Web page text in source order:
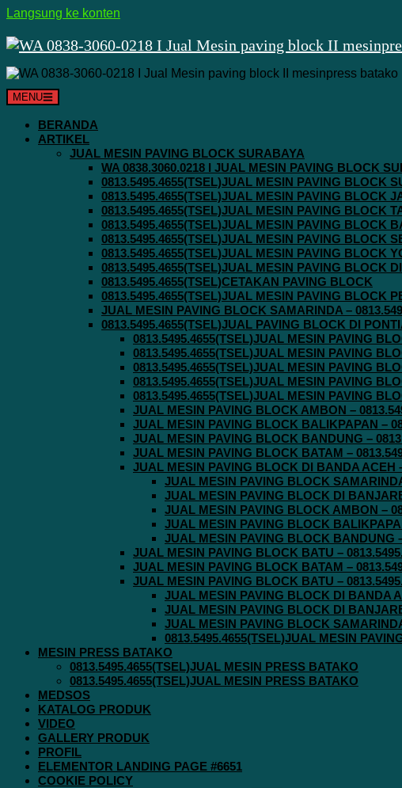
Langsung ke konten
MENU
BERANDA
ARTIKEL
JUAL MESIN PAVING BLOCK SURABAYA
WA 0838.3060.0218 I JUAL MESIN PAVING BLOCK
0813.5495.4655(TSEL)JUAL MESIN PAVING BLOCK
0813.5495.4655(TSEL)JUAL MESIN PAVING BLOCK
0813.5495.4655(TSEL)JUAL MESIN PAVING BLOCK
0813.5495.4655(TSEL)JUAL MESIN PAVING BLOCK
0813.5495.4655(TSEL)JUAL MESIN PAVING BLOCK
0813.5495.4655(TSEL)JUAL MESIN PAVING BLOCK
0813.5495.4655(TSEL)JUAL MESIN PAVING BLOCK
0813.5495.4655(TSEL)CETAKAN PAVING BLOCK
0813.5495.4655(TSEL)JUAL MESIN PAVING BLOCK
JUAL MESIN PAVING BLOCK SAMARINDA –
0813.5495.4655(TSEL)JUAL PAVING BLOCK DI
0813.5495.4655(TSEL)JUAL MESIN PAVING
0813.5495.4655(TSEL)JUAL MESIN PAVING
0813.5495.4655(TSEL)JUAL MESIN PAVING
0813.5495.4655(TSEL)JUAL MESIN PAVING
0813.5495.4655(TSEL)JUAL MESIN PAVING
JUAL MESIN PAVING BLOCK AMBON –
JUAL MESIN PAVING BLOCK BALIKPAPAN –
JUAL MESIN PAVING BLOCK BANDUNG –
JUAL MESIN PAVING BLOCK BATAM –
JUAL MESIN PAVING BLOCK DI BANDA ACEH
JUAL MESIN PAVING BLOCK
JUAL MESIN PAVING BLOCK DI
JUAL MESIN PAVING BLOCK AMBON –
JUAL MESIN PAVING BLOCK
JUAL MESIN PAVING BLOCK BANDUNG
JUAL MESIN PAVING BLOCK BATU –
JUAL MESIN PAVING BLOCK BATAM –
JUAL MESIN PAVING BLOCK BATU –
JUAL MESIN PAVING BLOCK DI BANDA
JUAL MESIN PAVING BLOCK DI
JUAL MESIN PAVING BLOCK
0813.5495.4655(TSEL)JUAL MESIN
MESIN PRESS BATAKO
0813.5495.4655(TSEL)JUAL MESIN PRESS BATAKO
0813.5495.4655(TSEL)JUAL MESIN PRESS BATAKO
MEDSOS
KATALOG PRODUK
VIDEO
GALLERY PRODUK
PROFIL
ELEMENTOR LANDING PAGE #6651
COOKIE POLICY